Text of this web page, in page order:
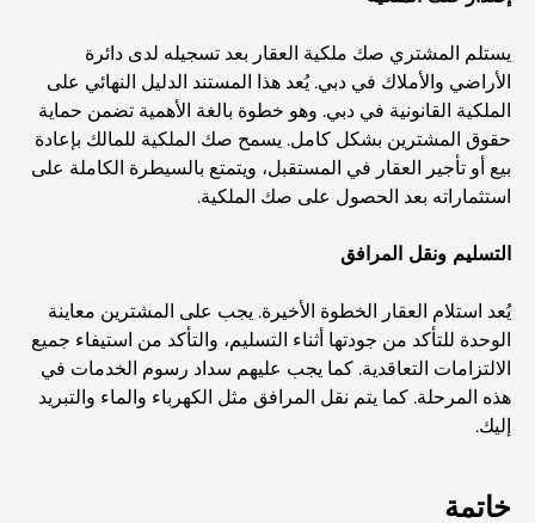
المدارس الهندية في دبي: الدليل الأمثل للآباء
Exploring The Most Iconic Landmarks In Abu
Dhabi
المدارس في أبوظبي: الدليل الأمثل لأفضل مدارس العاصمة
مطاعم أبوظبي: جولة شهية في العاصمة
يشتهر مجمع مشرف مول بشكل خاص بسوقه الكبير للأطعمة
متوازنة وغنية بالثقافة.
يستلم المشتري صك ملكية العقار بعد تسجيله لدى دائرة
الأراضي والأملاك في دبي. يُعد هذا المستند الدليل النهائي على
الملكية القانونية في دبي. وهو خطوة بالغة الأهمية تضمن حماية
حقوق المشترين بشكل كامل. يسمح صك الملكية للمالك بإعادة
بيع أو تأجير العقار في المستقبل، ويتمتع بالسيطرة الكاملة على
استثماراته بعد الحصول على صك الملكية.
التسليم ونقل المرافق
يُعد استلام العقار الخطوة الأخيرة. يجب على المشترين معاينة
الوحدة للتأكد من جودتها أثناء التسليم، والتأكد من استيفاء جميع
الالتزامات التعاقدية. كما يجب عليهم سداد رسوم الخدمات في
هذه المرحلة. كما يتم نقل المرافق مثل الكهرباء والماء والتبريد
إليك.
خاتمة